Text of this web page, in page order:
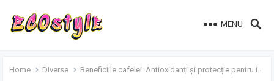
MENU
Home Diverse Beneficiile cafelei: Antioxidanți și protecție pentru inimă